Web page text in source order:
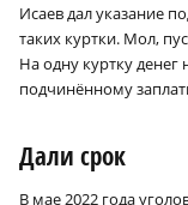
Исаев дал указание
таких куртки. Мол,
На одну куртку денег
подчинённому
Дали срок
В мае 2022 года